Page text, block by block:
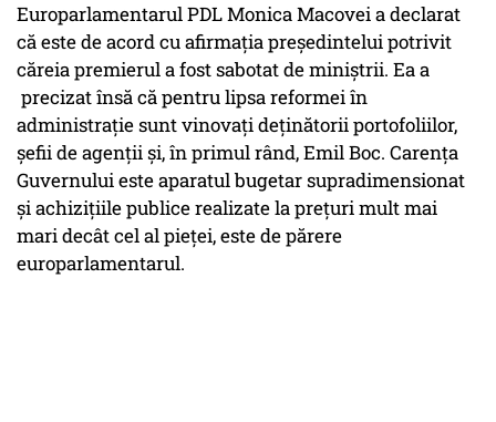
Europarlamentarul PDL Monica Macovei a declarat
că este de acord cu afirmaţia preşedintelui potrivit
căreia premierul a fost sabotat de miniştrii. Ea a
precizat însă că pentru lipsa reformei în
administraţie sunt vinovaţi deţinătorii portofoliilor,
şefii de agenţii şi, în primul rând, Emil Boc. Carenţa
Guvernului este aparatul bugetar supradimensionat
şi achiziţiile publice realizate la preţuri mult mai
mari decât cel al pieţei, este de părere
europarlamentarul.